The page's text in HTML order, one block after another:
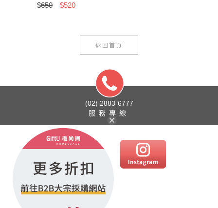
實驗室香氛蠟燭-假日
$650$520
返回首頁
(02) 2883-6777
服務專線